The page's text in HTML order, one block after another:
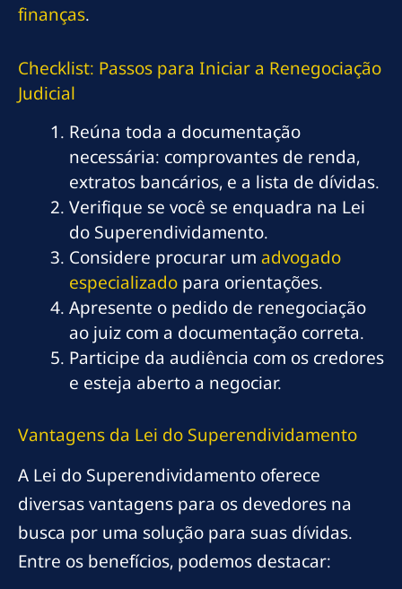
finanças.
Checklist: Passos para Iniciar a Renegociação
Judicial
Reúna toda a documentação
necessária: comprovantes de renda,
extratos bancários, e a lista de dívidas.
Verifique se você se enquadra na Lei
do Superendividamento.
Considere procurar um advogado
especializado para orientações.
Apresente o pedido de renegociação
ao juiz com a documentação correta.
Participe da audiência com os credores
e esteja aberto a negociar.
Vantagens da Lei do Superendividamento
A Lei do Superendividamento oferece
diversas vantagens para os devedores na
busca por uma solução para suas dívidas.
Entre os benefícios, podemos destacar: